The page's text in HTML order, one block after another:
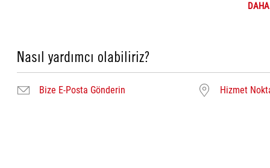
Nasıl yardımcı olabiliriz?
Bize E-Posta Gönderin Hizmet